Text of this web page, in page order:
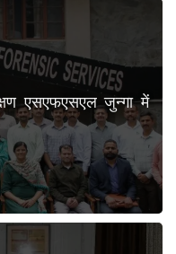
एसएफएसएल जुन्गा में